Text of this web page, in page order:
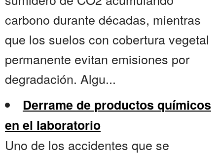
carbono durante décadas, mientras
que los suelos con cobertura vegetal
permanente evitan emisiones por
degradación. Algu...
Derrame de productos químicos
en el laboratorio
Uno de los accidentes que se